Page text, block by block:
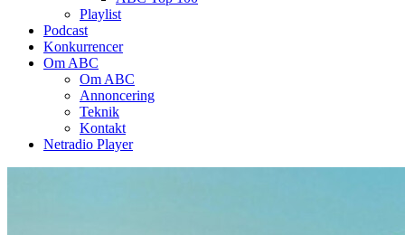
Playlist
Podcast
Konkurrencer
Om ABC
Om ABC
Annoncering
Teknik
Kontakt
Netradio Player